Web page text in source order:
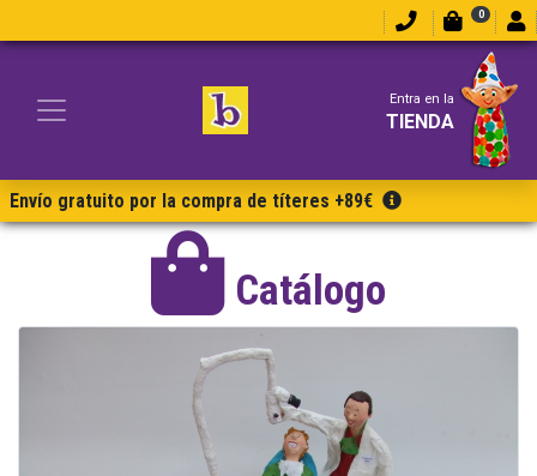
0
Entra en la
TIENDA
Envío gratuito por la compra de títeres +89€
Catálogo